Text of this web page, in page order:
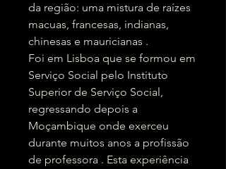
da região: uma mistura de raízes
macuas, francesas, indianas,
chinesas e mauricianas .
Foi em Lisboa que se formou em
Serviço Social pelo Instituto
Superior de Serviço Social,
regressando depois a
Moçambique onde exerceu
durante muitos anos a profissão
de professora . Esta experiência